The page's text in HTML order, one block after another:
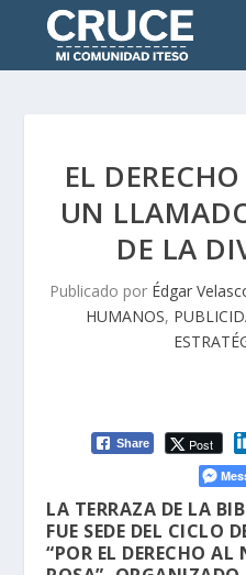
EL
UN
DE LA
Publicado por Édgar
HUMANOS,
Share Post
LA TERRAZA DE LA
FUE SEDE DEL CICLO
“POR EL DERECHO